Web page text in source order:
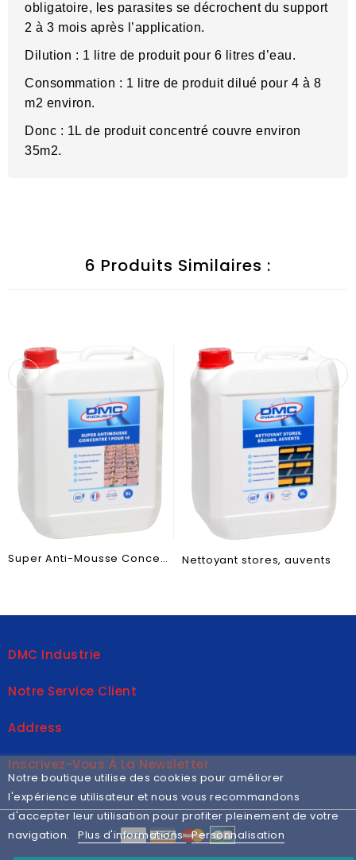
Notre boutique utilise des cookies pour améliorer
l'expérience utilisateur et nous vous recommandons
d'accepter leur utilisation pour profiter pleinement de votre
navigation.
Plus d'informations Personnalisation
obligatoire, les parasites se décrochent du support
2 à 3 mois après l’application.
Dilution : 1 litre de produit pour 6 litres d’eau.
Consommation : 1 litre de produit dilué pour 4 à 8
m2 environ.
Donc : 1L de produit concentré couvre environ
35m2.
6 Produits Similaires :
Super Anti-Mousse Concentré 1 pour 14 Nettoyant stores, auvents
DMC Industrie
Notre Service Client
Address
Inscrivez-Vous À La Newsletter